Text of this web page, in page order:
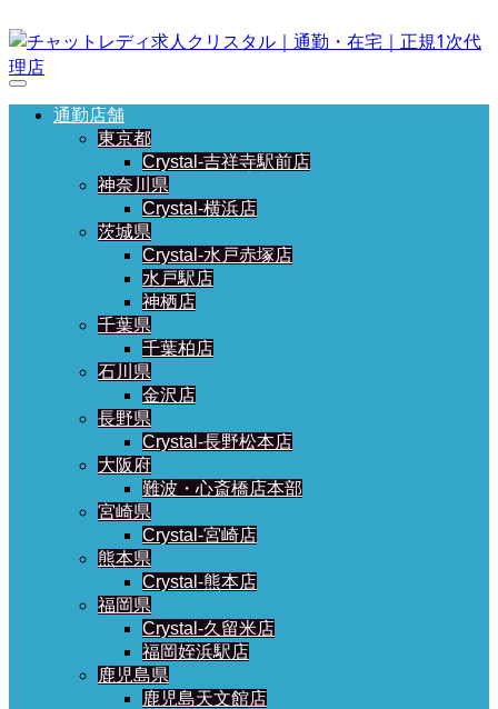
通勤店舗
東京都
Crystal-吉祥寺駅前店
神奈川県
Crystal-横浜店
茨城県
Crystal-水戸赤塚店
水戸駅店
神栖店
千葉県
千葉柏店
石川県
金沢店
長野県
Crystal-長野松本店
大阪府
難波・心斎橋店本部
宮崎県
Crystal-宮崎店
熊本県
Crystal-熊本店
福岡県
Crystal-久留米店
福岡姪浜駅店
鹿児島県
鹿児島天文館店